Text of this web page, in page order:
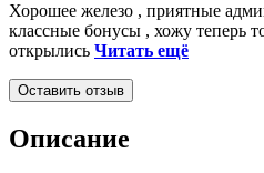
Хорошее железо , приятные
классные бонусы , хожу теперь
открылись Читать ещё
Оставить отзыв
Описание